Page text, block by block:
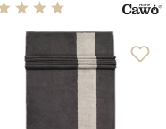
von 5 Sternen